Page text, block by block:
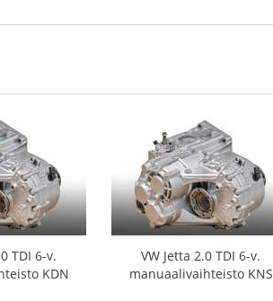
TDI 6-v.
KDN
VW Jetta 2.0 TDI 6-v.
manuaalivaihteisto KNS